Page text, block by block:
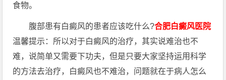
食物。
腹部患有白癜风的患者应该吃什么?合肥白癜风医院
温馨提示：所以对于白癜风的治疗，其实说难治也不
难，说简单又需要下功夫，但是只要大家坚持运用科学
的方法去治疗，白癜风也不难治，问题就在于病人怎么